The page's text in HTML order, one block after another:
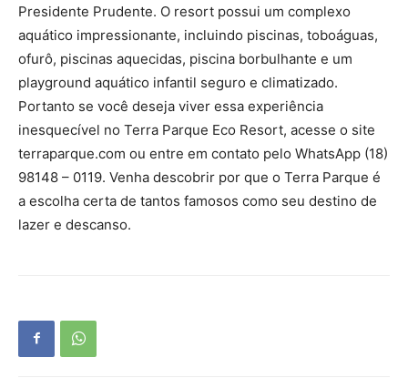
Presidente Prudente. O resort possui um complexo
aquático impressionante, incluindo piscinas, toboáguas,
ofurô, piscinas aquecidas, piscina borbulhante e um
playground aquático infantil seguro e climatizado.
Portanto se você deseja viver essa experiência
inesquecível no Terra Parque Eco Resort, acesse o site
terraparque.com ou entre em contato pelo WhatsApp (18)
98148 – 0119. Venha descobrir por que o Terra Parque é
a escolha certa de tantos famosos como seu destino de
lazer e descanso.